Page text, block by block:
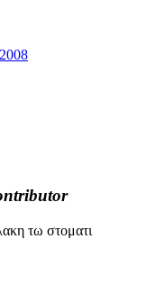
τω στοματι